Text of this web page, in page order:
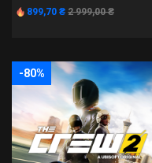
899,70 ₴ 2 999,00 ₴
-80%